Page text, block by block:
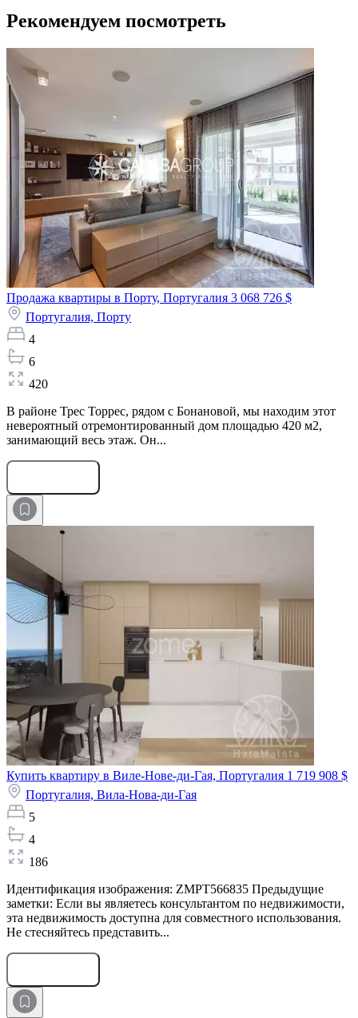
Рекомендуем посмотреть
Продажа квартиры в Порту, Португалия 3 068 726 $
Португалия, Порту
4
6
420
В районе Трес Торрес, рядом с Бонановой, мы находим этот
невероятный отремонтированный дом площадью 420 м2,
занимающий весь этаж. Он...
Купить квартиру в Виле-Нове-ди-Гая, Португалия 1 719 908 $
Португалия, Вила-Нова-ди-Гая
5
4
186
Идентификация изображения: ZMPT566835 Предыдущие
заметки: Если вы являетесь консультантом по недвижимости,
эта недвижимость доступна для совместного использования.
Не стесняйтесь представить...